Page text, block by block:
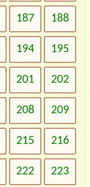
187 188
194 195
201 202
208 209
215 216
222 223